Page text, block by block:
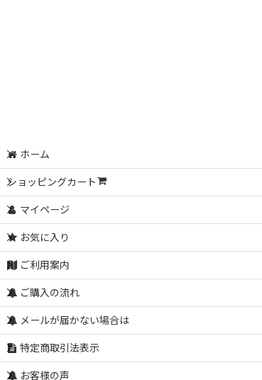
ホーム
ショッピングカート
マイページ
お気に入り
ご利用案内
ご購入の流れ
メールが届かない場合は
特定商取引法表示
お客様の声